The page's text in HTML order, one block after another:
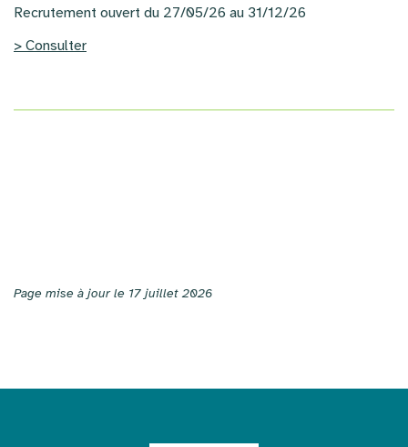
Recrutement ouvert du 27/05/26 au 31/12/26
> Consulter
Page mise à jour le 17 juillet 2026